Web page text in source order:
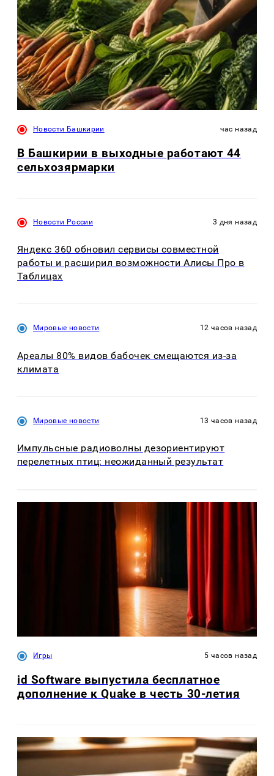
Новости Башкирии час назад
В Башкирии в выходные работают 44
сельхозярмарки
Новости России 3 дня назад
Яндекс 360 обновил сервисы совместной
работы и расширил возможности Алисы Про в
Таблицах
Мировые новости 12 часов назад
Ареалы 80% видов бабочек смещаются из-за
климата
Мировые новости 13 часов назад
Импульсные радиоволны дезориентируют
перелетных птиц: неожиданный результат
Игры 5 часов назад
id Software выпустила бесплатное
дополнение к Quake в честь 30-летия